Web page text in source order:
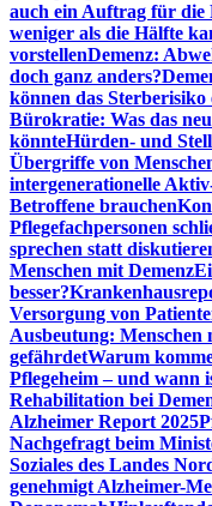
auch ein Auftrag für die
weniger als die Hälfte
vorstellenDemenz:
doch ganz anders?
können das Sterberisiko
Bürokratie: Was das
könnteHürden- und
Übergriffe von
intergenerationelle
Betroffene brauchen
Pflegefachpersonen
sprechen statt
Menschen mit Demenz
besser?
Versorgung von
Ausbeutung: Menschen
gefährdetWarum
Pflegeheim – und wann
Rehabilitation bei
Alzheimer Report 2025
Nachgefragt beim
Soziales des Landes
genehmigt Alzheimer-